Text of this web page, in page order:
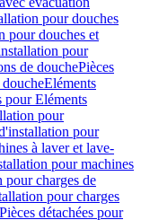
pour douches
pour douches et
pour
de douchePièces
doucheEléments
pour Eléments
pour
pour
à laver et lave-
pour machines
pour charges de
pour charges
Pièces détachées pour